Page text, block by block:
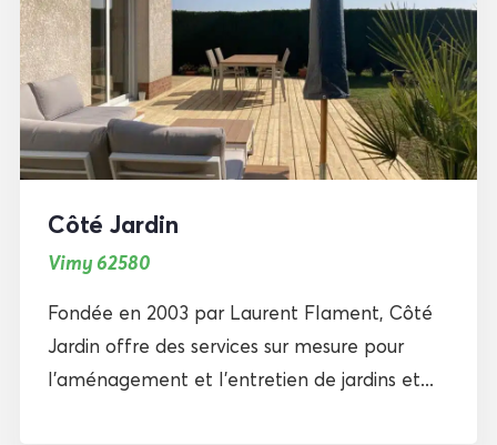
Côté Jardin
Vimy 62580
Fondée en 2003 par Laurent Flament, Côté
Jardin offre des services sur mesure pour
l’aménagement et l’entretien de jardins et...